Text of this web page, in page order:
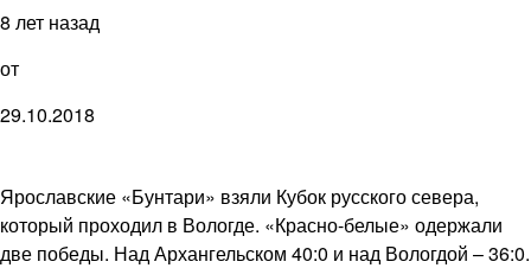
8 лет назад
от
29.10.2018
Ярославские «Бунтари» взяли Кубок русского севера,
который проходил в Вологде. «Красно-белые» одержали
две победы. Над Архангельском 40:0 и над Вологдой – 36:0.